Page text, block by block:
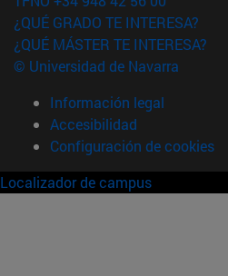
¿QUÉ GRADO TE INTERESA?
¿QUÉ MÁSTER TE INTERESA?
© Universidad de Navarra
Información legal
Accesibilidad
Configuración de cookies
Localizador de campus